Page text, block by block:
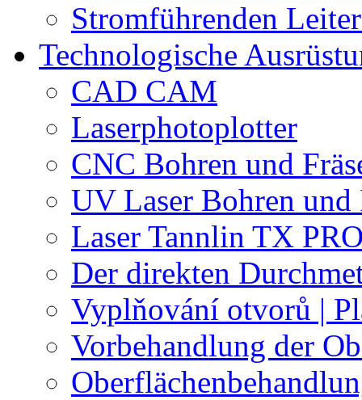
Stromführenden
Technologische
CAD CAM
Laserphotoplotter
CNC Bohren und
UV Laser Bohren und
Laser Tannlin TX
Der direkten
Vyplňování otvorů |
Vorbehandlung der